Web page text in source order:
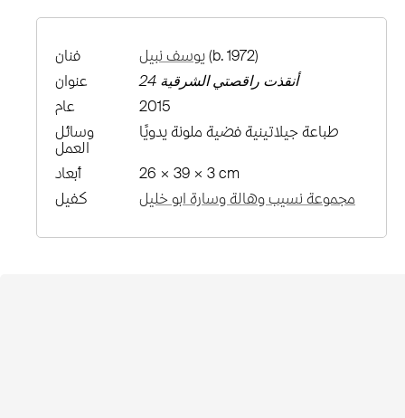
فنان يوسف نبيل(b. 1972)
عنوان
أنقذت راقصتي الشرقية 24
عام
2015
وسائل
العمل
طباعة جيلاتينية فضية ملونة يدويًا
أبعاد
26 × 39 × 3 cm
كفيل
مجموعة نسيب وهالة وسارة ابو خليل